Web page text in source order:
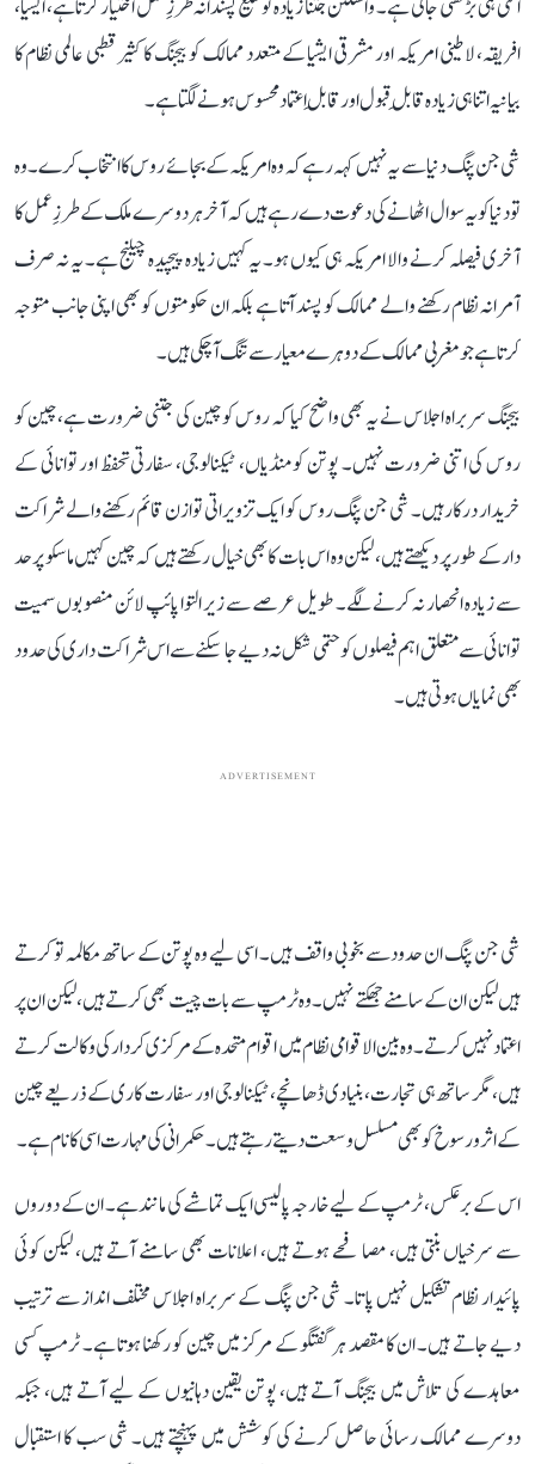
افریقہ، لاطینی امریکہ اور مشرقی ایشیا کے متعدد ممالک کو بیجنگ کا کثیر قطبی عالمی نظام کا
بیانیہ اتنا ہی زیادہ قابلِ قبول اور قابلِ اعتماد محسوس ہونے لگتا ہے۔
شی جن پنگ دنیا سے یہ نہیں کہہ رہے کہ وہ امریکہ کے بجائے روس کا انتخاب کرے۔ وہ
تو دنیا کو یہ سوال اٹھانے کی دعوت دے رہے ہیں کہ آخر ہر دوسرے ملک کے طرزِ عمل کا
آخری فیصلہ کرنے والا امریکہ ہی کیوں ہو۔ یہ کہیں زیادہ پیچیدہ چیلنج ہے۔ یہ نہ صرف
آمرانہ نظام رکھنے والے ممالک کو پسند آتا ہے بلکہ ان حکومتوں کو بھی اپنی جانب متوجہ
کرتا ہے جو مغربی ممالک کے دوہرے معیار سے تنگ آ چکی ہیں۔
بیجنگ سربراہ اجلاس نے یہ بھی واضح کیا کہ روس کو چین کی جتنی ضرورت ہے، چین کو
روس کی اتنی ضرورت نہیں۔ پوتن کو منڈیاں، ٹیکنالوجی، سفارتی تحفظ اور توانائی کے
خریدار درکار ہیں۔ شی جن پنگ روس کو ایک تزویراتی توازن قائم رکھنے والے شراکت
دار کے طور پر دیکھتے ہیں، لیکن وہ اس بات کا بھی خیال رکھتے ہیں کہ چین کہیں ماسکو پر حد
سے زیادہ انحصار نہ کرنے لگے۔ طویل عرصے سے زیر التوا پائپ لائن منصوبوں سمیت
توانائی سے متعلق اہم فیصلوں کو حتمی شکل نہ دیے جا سکنے سے اس شراکت داری کی حدود
بھی نمایاں ہوتی ہیں۔
ADVERTISEMENT
شی جن پنگ ان حدود سے بخوبی واقف ہیں۔ اسی لیے وہ پوتن کے ساتھ مکالمہ تو کرتے
ہیں لیکن ان کے سامنے جھکتے نہیں۔ وہ ٹرمپ سے بات چیت بھی کرتے ہیں، لیکن ان پر
اعتماد نہیں کرتے۔ وہ بین الاقوامی نظام میں اقوام متحدہ کے مرکزی کردار کی وکالت کرتے
ہیں، مگر ساتھ ہی تجارت، بنیادی ڈھانچے، ٹیکنالوجی اور سفارت کاری کے ذریعے چین
کے اثر و رسوخ کو بھی مسلسل وسعت دیتے رہتے ہیں۔ حکمرانی کی مہارت اسی کا نام ہے۔
اس کے برعکس، ٹرمپ کے لیے خارجہ پالیسی ایک تماشے کی مانند ہے۔ ان کے دوروں
سے سرخیاں بنتی ہیں، مصافحے ہوتے ہیں، اعلانات بھی سامنے آتے ہیں، لیکن کوئی
پائیدار نظام تشکیل نہیں پاتا۔ شی جن پنگ کے سربراہ اجلاس مختلف انداز سے ترتیب
دیے جاتے ہیں۔ ان کا مقصد ہر گفتگو کے مرکز میں چین کو رکھنا ہوتا ہے۔ ٹرمپ کسی
معاہدے کی تلاش میں بیجنگ آتے ہیں، پوتن یقین دہانیوں کے لیے آتے ہیں، جبکہ
دوسرے ممالک رسائی حاصل کرنے کی کوشش میں پہنچتے ہیں۔ شی سب کا استقبال